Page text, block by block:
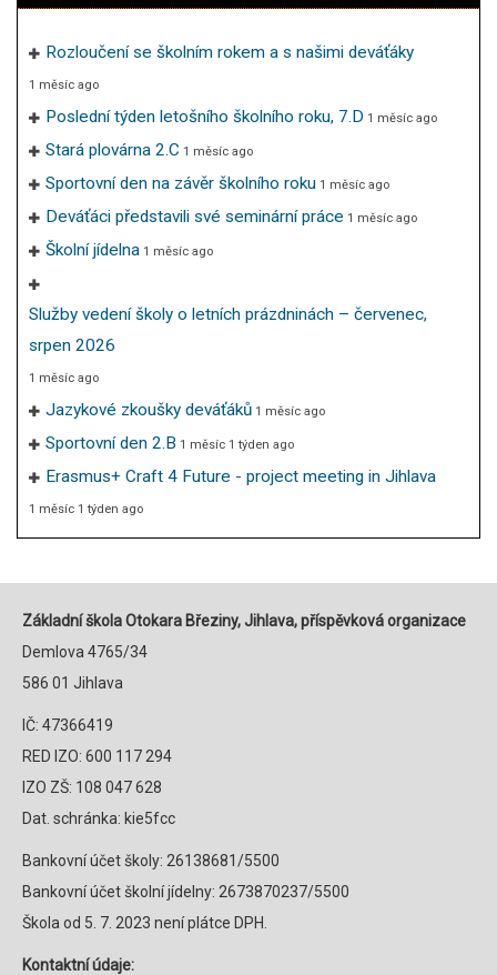
Rozloučení se školním rokem a s našimi deváťáky
1 měsíc ago
Poslední týden letošního školního roku, 7.D 1 měsíc ago
Stará plovárna 2.C 1 měsíc ago
Sportovní den na závěr školního roku 1 měsíc ago
Deváťáci představili své seminární práce 1 měsíc ago
Školní jídelna 1 měsíc ago
Služby vedení školy o letních prázdninách – červenec,
srpen 2026
1 měsíc ago
Jazykové zkoušky deváťáků 1 měsíc ago
Sportovní den 2.B 1 měsíc 1 týden ago
Erasmus+ Craft 4 Future - project meeting in Jihlava
1 měsíc 1 týden ago
Základní škola Otokara Březiny, Jihlava, příspěvková organizace
Demlova 4765/34
586 01 Jihlava
IČ: 47366419
RED IZO: 600 117 294
IZO ZŠ: 108 047 628
Dat. schránka: kie5fcc
Bankovní účet školy: 26138681/5500
Bankovní účet školní jídelny: 2673870237/5500
Škola od 5. 7. 2023 není plátce DPH.
Kontaktní údaje: